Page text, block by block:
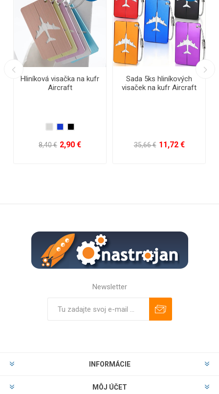
visačka na kufr
Sada 5ks hliníkových
visaček na kufr Aircraft
11,72 €
Reflexný
Newsletter
INFORMÁCIE
MÔJ ÚČET